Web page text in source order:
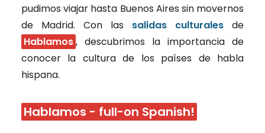
pudimos viajar hasta Buenos Aires sin movernos
de Madrid. Con las salidas culturales de
Hablamos, descubrimos la importancia de
conocer la cultura de los países de habla
hispana.
Hablamos - full-on Spanish!